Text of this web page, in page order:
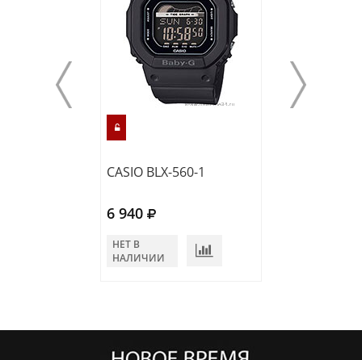
CASIO BLX-560-1
6 940
НЕТ В
НАЛИЧИИ